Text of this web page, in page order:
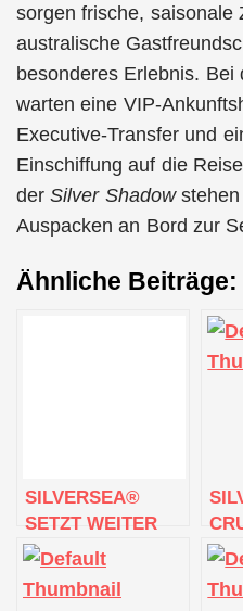
sorgen frische, saisonale
australische
besonderes Erlebnis. Bei
warten eine VIP-
Executive-Transfer und
Einschiffung auf die
derSilver Shadowstehen
Auspacken an Bord zur
Ähnliche Beiträge:
SILVERSEA®
SETZT WEITER
AUF INNOVATION:
CONTROTEMPO-